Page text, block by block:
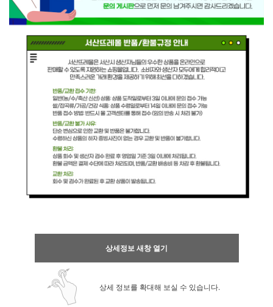
상세정보 새창 열기
상세 정보를 확대해 보실 수 있습니다.